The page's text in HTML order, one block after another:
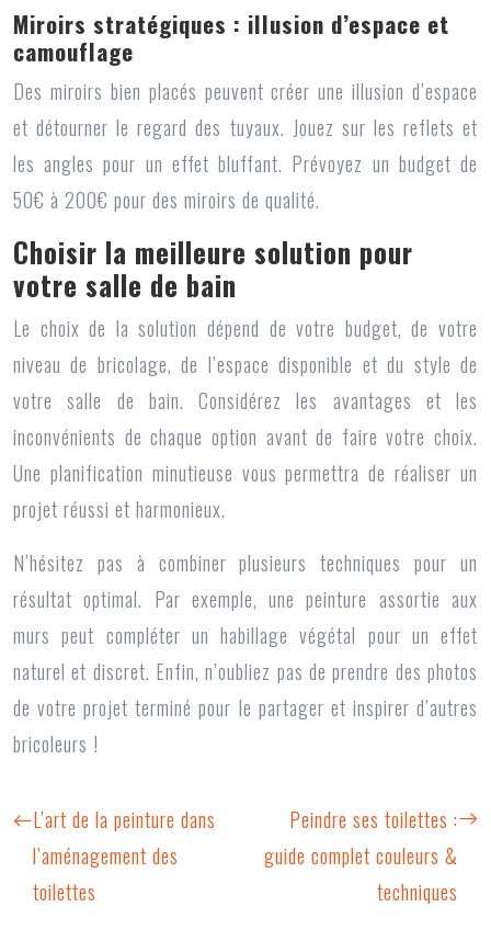
Miroirs stratégiques : illusion d’espace et
camouflage
Des miroirs bien placés peuvent créer une illusion d’espace
et détourner le regard des tuyaux. Jouez sur les reflets et
les angles pour un effet bluffant. Prévoyez un budget de
50€ à 200€ pour des miroirs de qualité.
Choisir la meilleure solution pour
votre salle de bain
Le choix de la solution dépend de votre budget, de votre
niveau de bricolage, de l’espace disponible et du style de
votre salle de bain. Considérez les avantages et les
inconvénients de chaque option avant de faire votre choix.
Une planification minutieuse vous permettra de réaliser un
projet réussi et harmonieux.
N’hésitez pas à combiner plusieurs techniques pour un
résultat optimal. Par exemple, une peinture assortie aux
murs peut compléter un habillage végétal pour un effet
naturel et discret. Enfin, n’oubliez pas de prendre des photos
de votre projet terminé pour le partager et inspirer d’autres
bricoleurs !
L’art de la peinture dans
l’aménagement des
toilettes
Peindre ses toilettes :
guide complet couleurs &
techniques